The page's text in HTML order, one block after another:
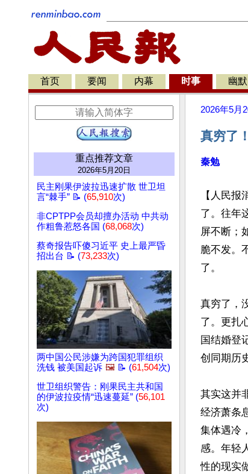
首页 要闻 内幕 时事 幽默
重点推荐文章
2026年5月20日
民主刚果伊波拉迅速扩散 世卫坦
言“棘手” 📝 (65,910次)
非CPTPP会员却擅办活动 中共动
作粗鲁惹怒各国 (68,068次)
蔡奇报告吓傻习近平 史上最严昏
招出台 📝 (73,233次)
两中国公民涉嫌为跨国犯罪组织
洗钱 被美国起诉 🖼️ 📝 (61,504次)
世卫组织警告：刚果民主共和国
的伊波拉疫情“迅速蔓延” (56,101
次)
2026年5月
真穷了
秦勉
【人民
了。往年
屏不断；
脆不发。
了。
真穷了，
了。更扎
国结婚登
创同期历
其实这并
经济萧条
集体遇冷
感。年轻
性的现实